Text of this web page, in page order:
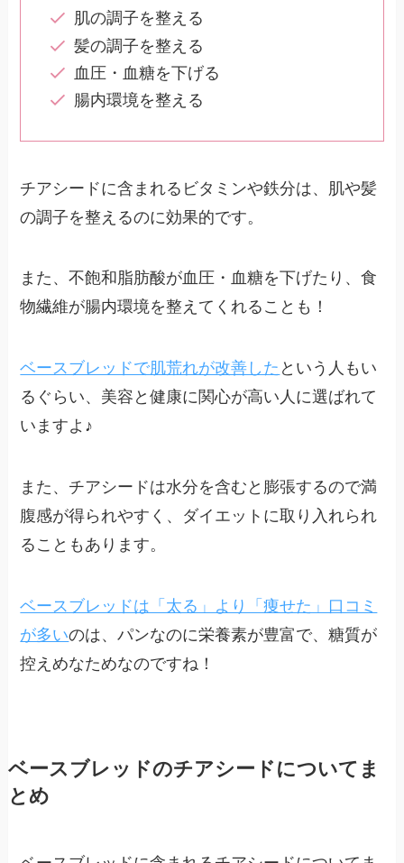
肌の調子を整える
髪の調子を整える
血圧・血糖を下げる
腸内環境を整える
チアシードに含まれるビタミンや鉄分は、肌や髪
の調子を整えるのに効果的です。
また、不飽和脂肪酸が血圧・血糖を下げたり、食
物繊維が腸内環境を整えてくれることも！
ベースブレッドで肌荒れが改善した という人もい
るぐらい、美容と健康に関心が高い人に選ばれて
いますよ♪
また、チアシードは水分を含むと膨張するので満
腹感が得られやすく、ダイエットに取り入れられ
ることもあります。
ベースブレッドは「太る」より「痩せた」口コミ
が多いのは、パンなのに栄養素が豊富で、糖質が
控えめなためなのですね！
ベースブレッドのチアシードについてま
とめ